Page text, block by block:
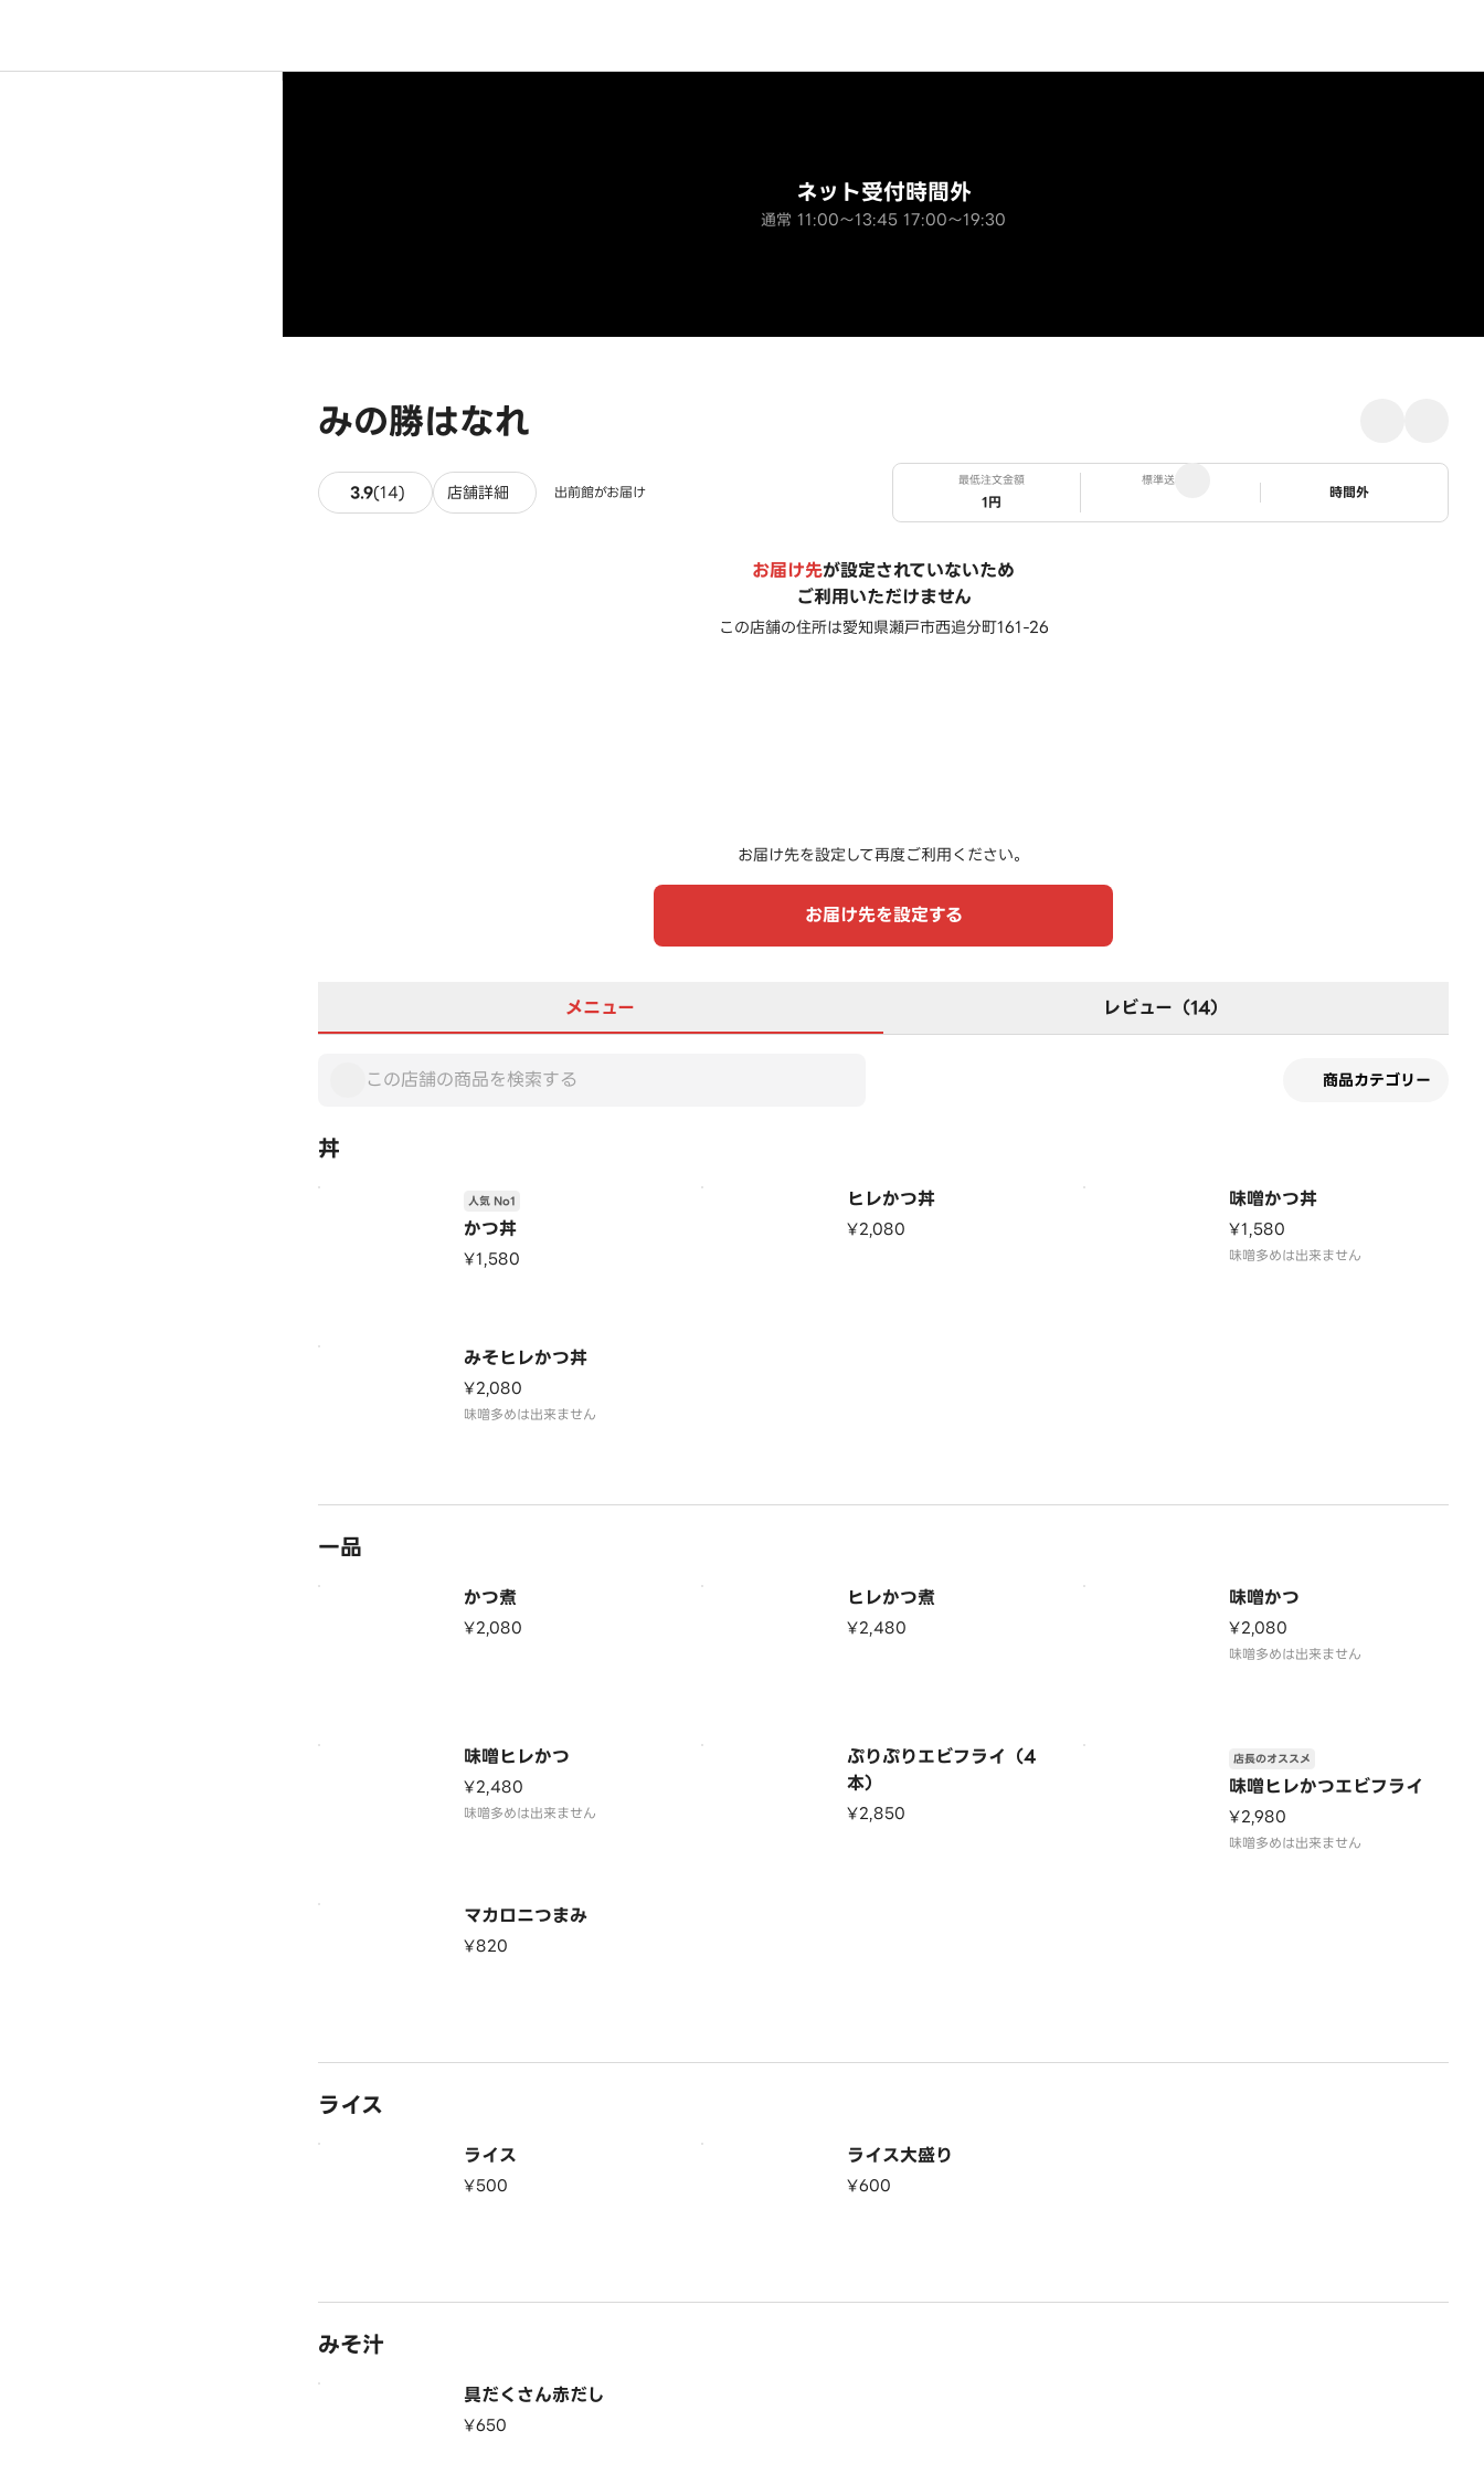
みの勝はなれ
ネット受付時間外
通常 11:00～13:45 17:00～19:30
3.9(14) 14件のレビュー
店舗詳細 出前館がお届け
最低注文金額
1円
標準送料
ステータス
時間外
お届け先が設定されていないため
ご利用いただけません
この店舗の住所は愛知県瀬戸市西追分町161-26
お届け先を設定して再度ご利用ください。
お届け先を設定する
メニュー レビュー（14）
商品カテゴリー
丼
かつ丼
人気 No1
¥1,580
ヒレかつ丼
¥2,080
味噌かつ丼
¥1,580
味噌多めは出来ません
みそヒレかつ丼
¥2,080
味噌多めは出来ません
一品
かつ煮
¥2,080
ヒレかつ煮
¥2,480
味噌かつ
¥2,080
味噌多めは出来ません
味噌ヒレかつ
¥2,480
味噌多めは出来ません
ぷりぷりエビフライ（4
本）
¥2,850
味噌ヒレかつエビフライ
店長のオススメ
¥2,980
味噌多めは出来ません
マカロニつまみ
¥820
ライス
ライス
¥500
ライス大盛り
¥600
みそ汁
具だくさん赤だし
¥650